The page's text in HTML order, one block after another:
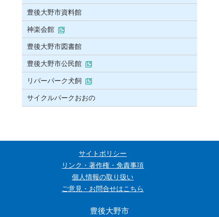
豊後大野市資料館
神楽会館
豊後大野市図書館
豊後大野市公民館
リバーパーク犬飼
サイクルパークおおの
サイトポリシー
リンク・著作権・免責事項
個人情報の取り扱い
ご意見・お問合せはこちら
豊後大野市